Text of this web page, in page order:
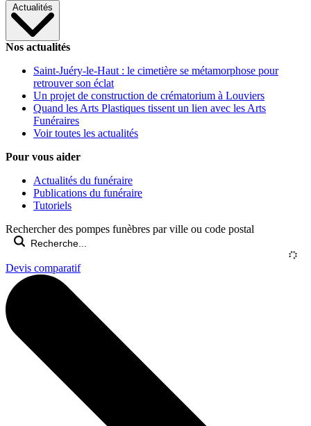
Actualités
Nos actualités
Saint-Juéry-le-Haut : le cimetière se métamorphose pour
retrouver son éclat
Un projet de construction de crématorium à Louviers
Quand les Arts Plastiques tissent un lien avec les Arts
Funéraires
Voir toutes les actualités
Pour vous aider
Actualités du funéraire
Publications du funéraire
Tutoriels
Rechercher des pompes funèbres par ville ou code postal
Devis comparatif